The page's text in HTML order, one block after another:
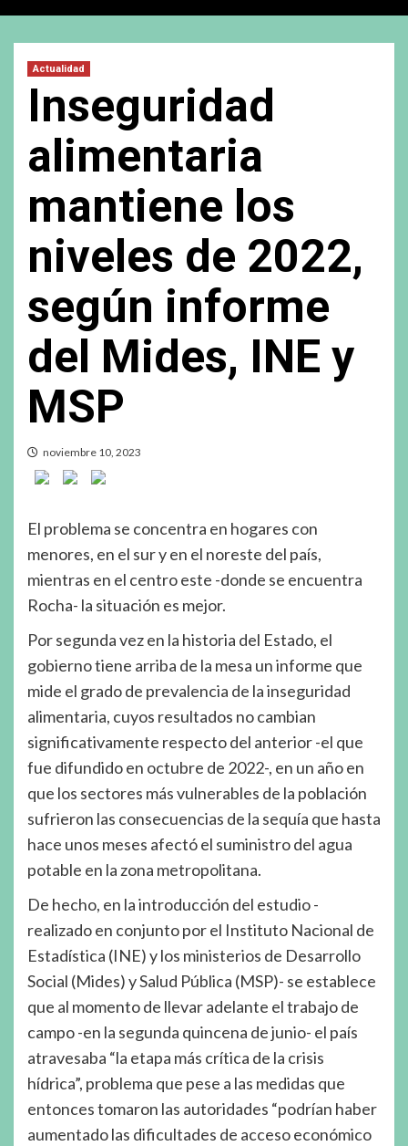
Actualidad
Inseguridad
alimentaria
mantiene los
niveles de 2022,
según informe
del Mides, INE y
MSP
noviembre 10, 2023
El problema se concentra en hogares con
menores, en el sur y en el noreste del país,
mientras en el centro este -donde se encuentra
Rocha- la situación es mejor.
Por segunda vez en la historia del Estado, el
gobierno tiene arriba de la mesa un informe que
mide el grado de prevalencia de la inseguridad
alimentaria, cuyos resultados no cambian
significativamente respecto del anterior -el que
fue difundido en octubre de 2022-, en un año en
que los sectores más vulnerables de la población
sufrieron las consecuencias de la sequía que hasta
hace unos meses afectó el suministro del agua
potable en la zona metropolitana.
De hecho, en la introducción del estudio -
realizado en conjunto por el Instituto Nacional de
Estadística (INE) y los ministerios de Desarrollo
Social (Mides) y Salud Pública (MSP)- se establece
que al momento de llevar adelante el trabajo de
campo -en la segunda quincena de junio- el país
atravesaba “la etapa más crítica de la crisis
hídrica”, problema que pese a las medidas que
entonces tomaron las autoridades “podrían haber
aumentado las dificultades de acceso económico